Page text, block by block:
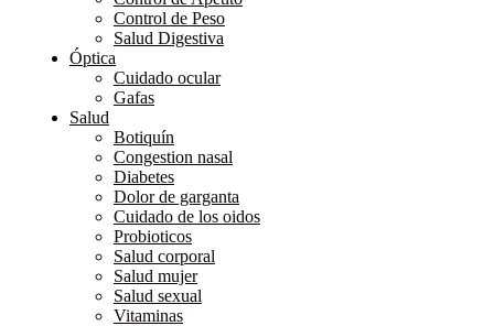
Control de Peso
Salud Digestiva
Óptica
Cuidado ocular
Gafas
Salud
Botiquín
Congestion nasal
Diabetes
Dolor de garganta
Cuidado de los oidos
Probioticos
Salud corporal
Salud mujer
Salud sexual
Vitaminas